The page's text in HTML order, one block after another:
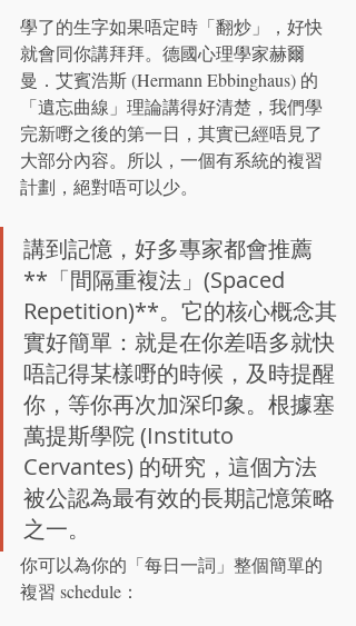
學了的生字如果唔定時「翻炒」，好快
就會同你講拜拜。德國心理學家赫爾
曼．艾賓浩斯 (Hermann Ebbinghaus) 的
「遺忘曲線」理論講得好清楚，我們學
完新嘢之後的第一日，其實已經唔見了
大部分內容。所以，一個有系統的複習
計劃，絕對唔可以少。
講到記憶，好多專家都會推薦
**「間隔重複法」(Spaced
Repetition)**。它的核心概念其
實好簡單：就是在你差唔多就快
唔記得某樣嘢的時候，及時提醒
你，等你再次加深印象。根據塞
萬提斯學院 (Instituto
Cervantes) 的研究，這個方法
被公認為最有效的長期記憶策略
之一。
你可以為你的「每日一詞」整個簡單的
複習 schedule：